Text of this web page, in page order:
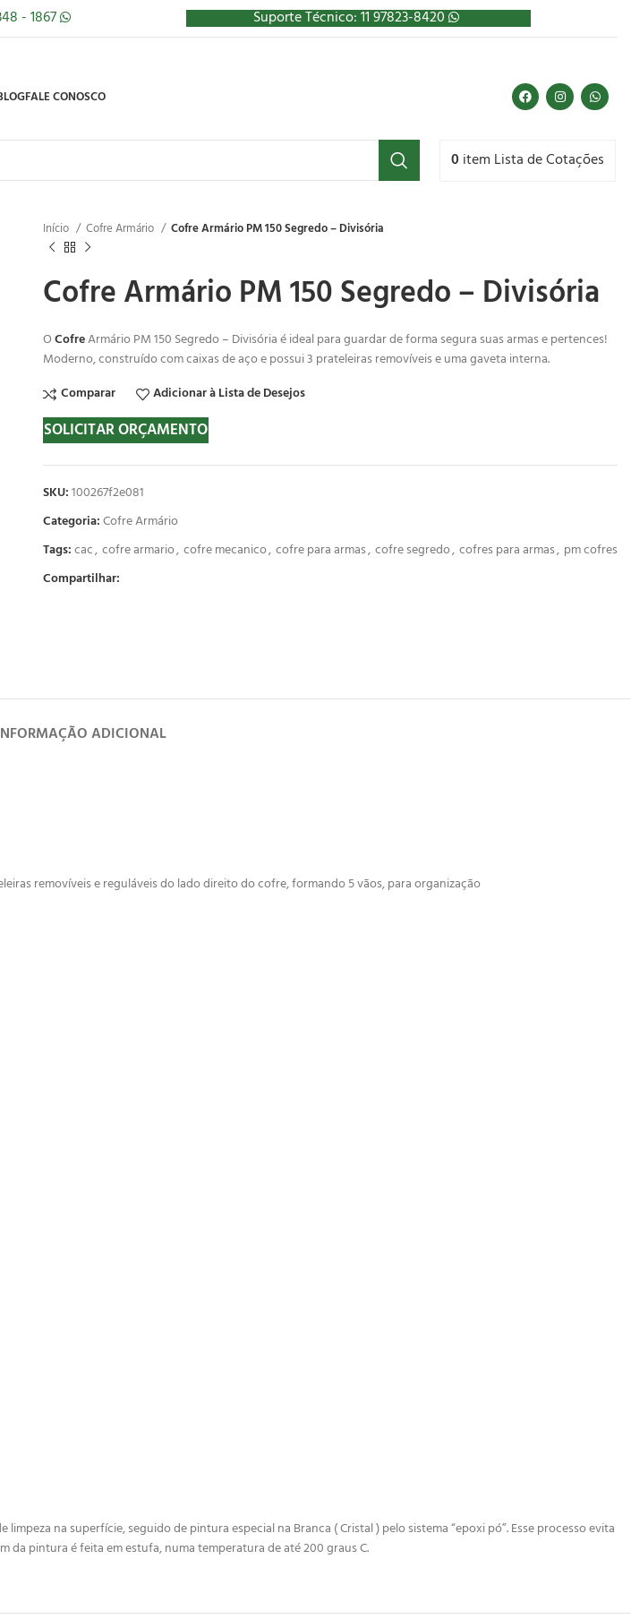
- 1867 Suporte Técnico: 11 97823-8420
FALE CONOSCO
0 item Lista de Cotações
Início Cofre Armário Cofre Armário PM 150 Segredo – Divisória
Cofre Armário PM 150 Segredo – Divisória
OCofreArmário PM 150 Segredo – Divisória é ideal para guardar de forma segura suas armas e pertences!
Moderno, construído com caixas de aço e possui 3 prateleiras removíveis e uma gaveta interna.
Comparar
Adicionar à Lista de Desejos
SOLICITAR ORÇAMENTO
SKU:100267f2e081
Categoria:Cofre Armário
Tags:cac, cofre armario, cofre mecanico, cofre para armas, cofre segredo, cofres para armas, pm cofres
Compartilhar:
ADICIONAL
removíveis e reguláveis do lado direito do cofre, formando 5 vãos, para organização
na superfície, seguido de pintura especial na Branca ( Cristal ) pelo sistema “epoxi pó”. Esse processo evita
pintura é feita em estufa, numa temperatura de até 200 graus C.